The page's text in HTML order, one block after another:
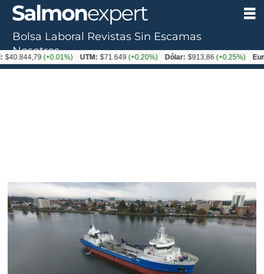
Bolsa Laboral Revistas Sin Escamas
Nosotros
(+0.01%) UTM: $71.649(+0.20%) Dólar: $913,86(+0.25%) Euro: